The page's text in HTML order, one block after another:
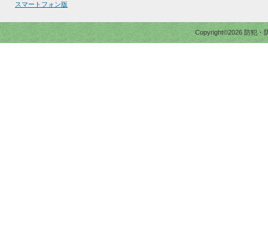
スマートフォン版
Copyright©2026 防犯・